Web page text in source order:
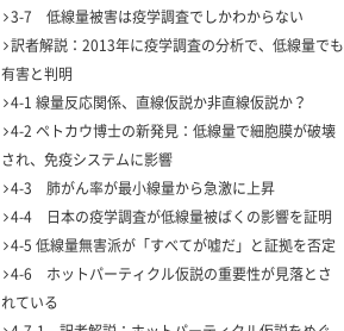
3-7 低線量被害は疫学調査でしかわからない
訳者解説：2013年に疫学調査の分析で、低線量でも
有害と判明
4-1 線量反応関係、直線仮説か非直線仮説か？
4-2 ペトカウ博士の新発見：低線量で細胞膜が破壊
され、免疫システムに影響
4-3 肺がん率が最小線量から急激に上昇
4-4 日本の疫学調査が低線量被ばくの影響を証明
4-5 低線量無害派が「すべてが嘘だ」と証拠を否定
4-6 ホットパーティクル仮説の重要性が見落とさ
れている